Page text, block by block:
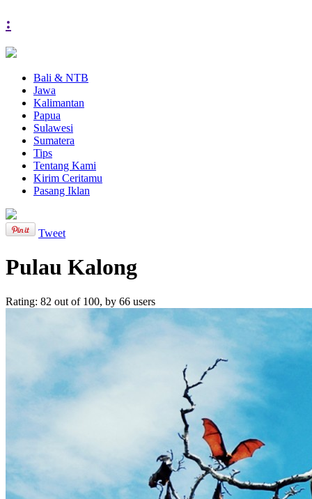
:
Bali & NTB
Jawa
Kalimantan
Papua
Sulawesi
Sumatera
Tips
Tentang Kami
Kirim Ceritamu
Pasang Iklan
Tweet
Pulau Kalong
Rating: 82 out of 100, by 66 users